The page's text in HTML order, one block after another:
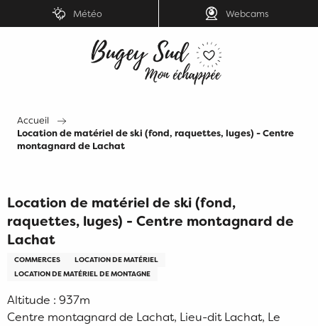
au
Météo Webcams
Accueil
Location de matériel de ski (fond, raquettes, luges) - Centre
montagnard de Lachat
Location de matériel de ski (fond,
raquettes, luges) - Centre montagnard de
Lachat
COMMERCES
LOCATION DE MATÉRIEL
LOCATION DE MATÉRIEL DE MONTAGNE
Altitude : 937m
Centre montagnard de Lachat, Lieu-dit Lachat, Le